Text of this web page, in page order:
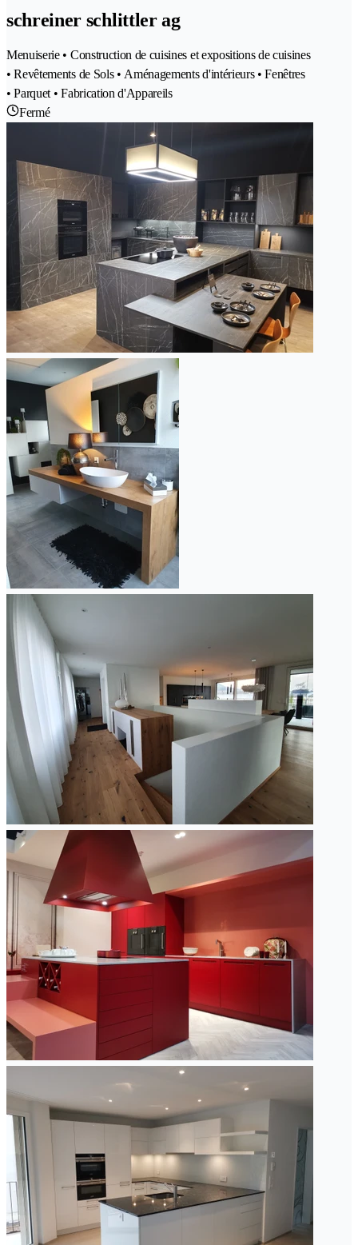
schreiner schlittler ag
Menuiserie • Construction de cuisines et expositions de cuisines
• Revêtements de Sols • Aménagements d'intérieurs • Fenêtres
• Parquet • Fabrication d'Appareils
Fermé